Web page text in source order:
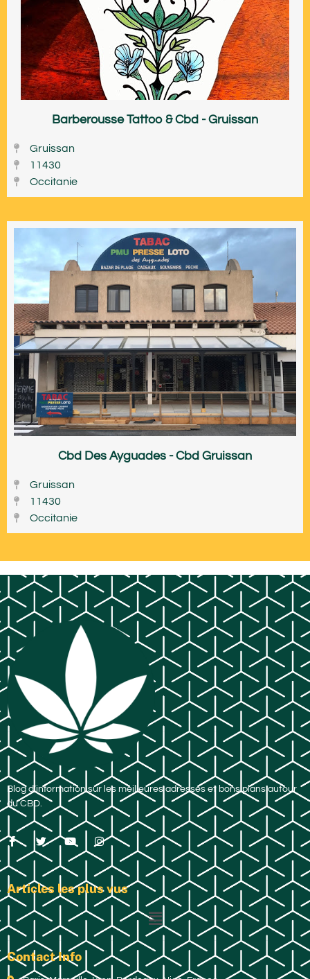
Barberousse Tattoo & Cbd - Gruissan
Gruissan
11430
Occitanie
Cbd Des Ayguades - Cbd Gruissan
Gruissan
11430
Occitanie
Blog d’information sur les meilleures adresses et bons plans autour
du CBD.
Articles les plus vus
Contact Info